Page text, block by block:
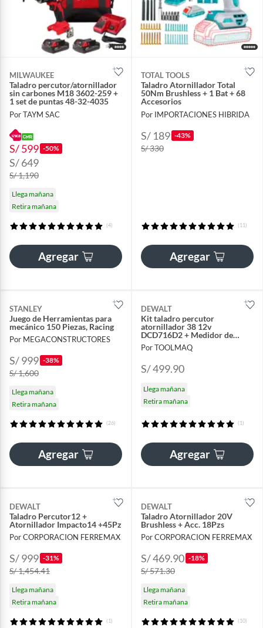
MILWAUKEE
Taladro percutor/atornillador
sin carbones M18 3602-259 +
1 set de puntas 48-32-4035
Por TAYM SAC
S/ 599 -50%
S/ 649
S/ 1,190
Llega mañana
Retira mañana
(4)
Agregar
TOTAL TOOLS
Taladro Atornillador Total
50Nm Brushless + 1 Bat + 68
Accesorios
Por IMPORTACIONES HIBRIDA
S/ 189 -43%
S/ 330
(11)
Agregar
STANLEY
Juego de Herramientas para
mecánico 150 Piezas, Racing
Por MEGACONSTRUCTORES
S/ 999 -38%
S/ 1,600
Llega mañana
Retira mañana
(26)
Agregar
DEWALT
Kit taladro percutor
atornillador 38 12v
DCD716D2 + Medidor de
Distancia Laser 16m Atomic
DW055PL
Por TOOLMAQ
S/ 499.90
Llega mañana
Retira mañana
(1)
Agregar
DEWALT
Taladro Percutor12 +
Atornillador Impacto14 +45Pz
Por CORPORACION FERREMAX
S/ 999 -31%
S/ 1,454.41
Llega mañana
Retira mañana
(1)
DEWALT
Taladro Atornillador 20V
Brushless + Acc. 18Pzs
Por CORPORACION FERREMAX
S/ 469.90 -18%
S/ 571.30
Llega mañana
Retira mañana
(10)